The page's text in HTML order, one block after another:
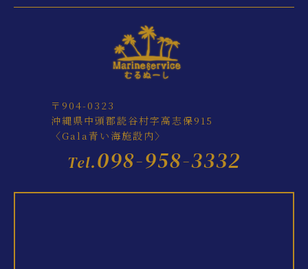
〒904-0323
沖縄県中頭郡読谷村字高志保915
〈Gala青い海施設内〉
Tel.098-958-3332